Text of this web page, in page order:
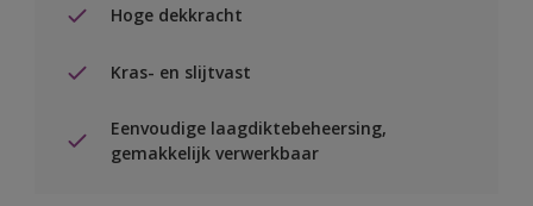
Hoge dekkracht
Kras- en slijtvast
Eenvoudige laagdiktebeheersing,
gemakkelijk verwerkbaar